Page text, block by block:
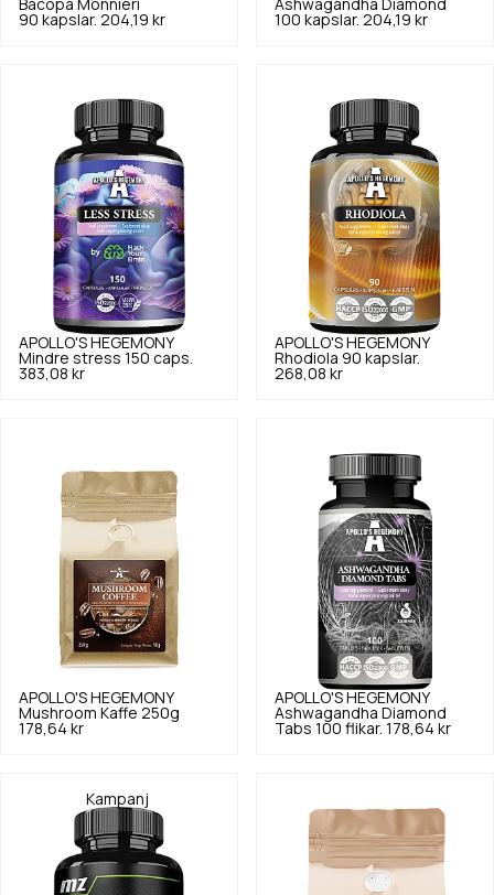
Bacopa Monnieri
90 kapslar. 204,19 kr
Ashwagandha Diamond
100 kapslar. 204,19 kr
APOLLO'S HEGEMONY
Mindre stress 150 caps.
383,08 kr
APOLLO'S HEGEMONY
Rhodiola 90 kapslar.
268,08 kr
APOLLO'S HEGEMONY
Mushroom Kaffe 250g
178,64 kr
APOLLO'S HEGEMONY
Ashwagandha Diamond
Tabs 100 flikar. 178,64 kr
Kampanj